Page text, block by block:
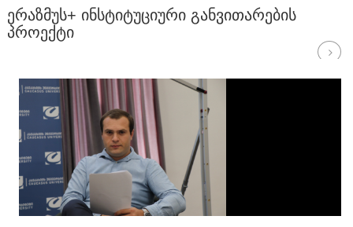
ᲔᲠᲐᲖᲛᲣᲡ+ ᲘᲜᲡᲢᲘᲢᲣᲪᲘᲣᲠᲘ ᲒᲐᲜᲕᲘᲗᲐᲠᲔᲑᲘᲡ
ᲞᲠᲝᲔᲥᲢᲘ